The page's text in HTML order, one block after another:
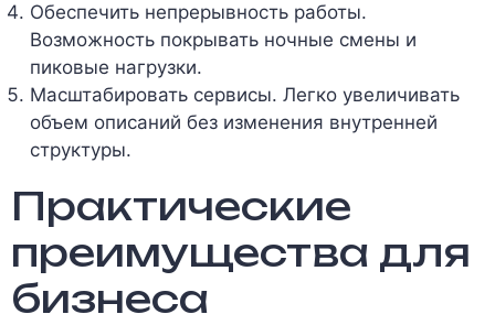
Обеспечить непрерывность работы.
Возможность покрывать ночные смены и
пиковые нагрузки.
Масштабировать сервисы. Легко увеличивать
объем описаний без изменения внутренней
структуры.
Практические
преимущества для
бизнеса